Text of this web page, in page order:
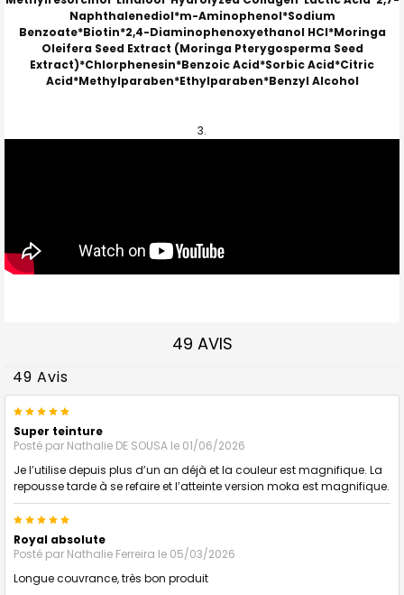
Naphthalenediol*m-Aminophenol*Sodium
Benzoate*Biotin*2,4-Diaminophenoxyethanol HCl*Moringa
Oleifera Seed Extract (Moringa Pterygosperma Seed
Extract)*Chlorphenesin*Benzoic Acid*Sorbic Acid*Citric
Acid*Methylparaben*Ethylparaben*Benzyl Alcohol
49 AVIS
49 Avis
5
Super teinture
Posté par Nathalie DE SOUSA le 01/06/2026
Je l’utilise depuis plus d’un an déjà et la couleur est magnifique. La
repousse tarde à se refaire et l’atteinte version moka est magnifique.
5
Royal absolute
Posté par Nathalie Ferreira le 05/03/2026
Longue couvrance, très bon produit